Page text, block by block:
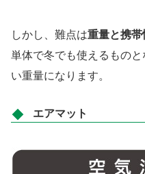
しかし、難点は重量と携帯
単体で冬でも使えるもの
い重量になります。
エアマット